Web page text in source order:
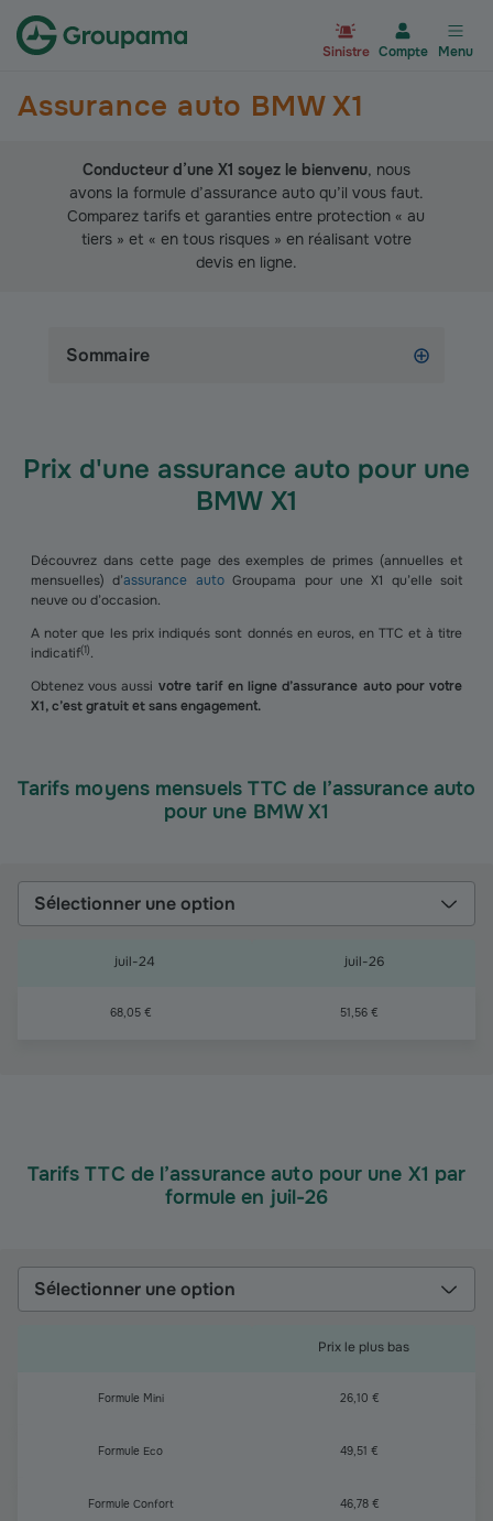
Sinistre Compte Menu
Assurance auto BMW X1
Conducteur d’une X1 soyez le bienvenu, nous
avons la formule d’assurance auto qu’il vous faut.
Comparez tarifs et garanties entre protection « au
tiers » et « en tous risques » en réalisant votre
devis en ligne.
Sommaire
Prix d'une assurance auto pour une
BMW X1
Découvrez dans cette page des exemples de primes (annuelles et
mensuelles) d’assurance autoGroupama pour une X1 qu’elle soit
neuve ou d’occasion.
A noter que les prix indiqués sont donnés en euros, en TTC et à titre
indicatif(1).
Obtenez vous aussi votre tarif en ligne d’assurance auto pour votre
X1, c’est gratuit et sans engagement.
Tarifs moyens mensuels TTC de l’assurance auto
pour une BMW X1
Sélectionner une option
juil-24 juil-26
68,05 € 51,56 €
Tarifs TTC de l’assurance auto pour une X1 par
formule en juil-26
Sélectionner une option
Prix le plus bas
Formule Mini 26,10 €
Formule Eco 49,51 €
Formule Confort 46,78 €